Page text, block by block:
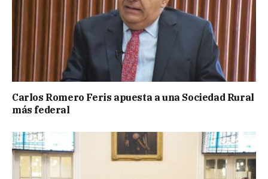
Carlos Romero Feris apuesta a una Sociedad Rural
más federal